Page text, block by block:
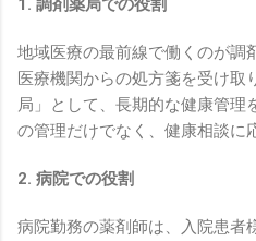
1. 調剤薬局での役割
地域医療の最前線で働くのが調
医療機関からの処方箋を受け取
局」として、長期的な健康管理
の管理だけでなく、健康相談に
2. 病院での役割
病院勤務の薬剤師は、入院患者